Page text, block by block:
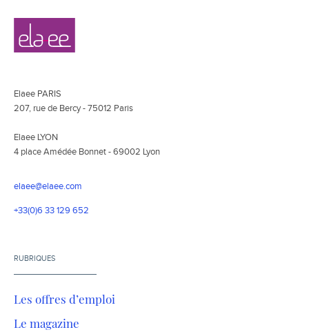
Navigation
secondaire
Elaee
Elaee PARIS
207, rue de Bercy - 75012 Paris
Elaee LYON
4 place Amédée Bonnet - 69002 Lyon
elaee@elaee.com
+33(0)6 33 129 652
RUBRIQUES
Les offres d’emploi
Le magazine